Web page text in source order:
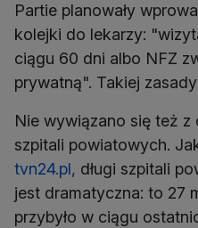
Partie planowały
kolejki do lekarzy:
ciągu 60 dni albo NFZ
prywatną". Takiej
Nie wywiązano się też z
szpitali powiatowych.
tvn24.pl, długi szpitali
jest dramatyczna: to 27
przybyło w ciągu